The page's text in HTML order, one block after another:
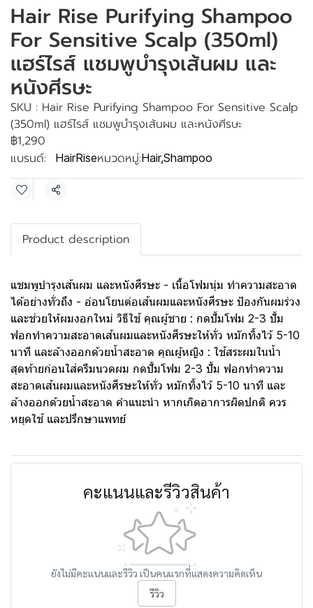
Hair Rise Purifying Shampoo
For Sensitive Scalp (350ml)
แฮร์ไรส์ แชมพูบำรุงเส้นผม และ
หนังศีรษะ
SKU : Hair Rise Purifying Shampoo For Sensitive Scalp
(350ml) แฮร์ไรส์ แชมพูบำรุงเส้นผม และหนังศีรษะ
฿1,290
แบรนด์:
HairRiseหมวดหมู่:Hair,Shampoo
แชร์
Product description
แชมพูบำรุงเส้นผม และหนังศีรษะ - เนื้อโฟมนุ่ม ทำความสะอาด
ได้อย่างทั่วถึง - อ่อนโยนต่อเส้นผมและหนังศีรษะ ป้องกันผมร่วง
และช่วยให้ผมงอกใหม่ วิธีใช้ คุณผู้ชาย : กดปั้มโฟม 2-3 ปั้ม
ฟอกทำความสะอาดเส้นผมและหนังศีรษะให้ทั่ว หมักทิ้งไว้ 5-10
นาที และล้างออกด้วยน้ำสะอาด คุณผู้หญิง : ใช้สระผมในน้ำ
สุดท้ายก่อนใส่ครีมนวดผม กดปั้มโฟม 2-3 ปั้ม ฟอกทำความ
สะอาดเส้นผมและหนังศีรษะให้ทั่ว หมักทิ้งไว้ 5-10 นาที และ
ล้างออกด้วยน้ำสะอาด คำแนะนำ หากเกิดอาการผิดปกติ ควร
หยุดใช้ และปรึกษาแพทย์
คะแนนและรีวิวสินค้า
ยังไม่มีคะแนนและรีวิว เป็นคนแรกที่แสดงความคิดเห็น
รีวิว